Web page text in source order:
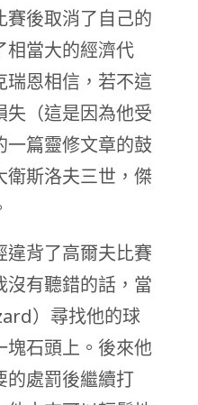
賽後取消了自己的
相當大的經濟代
瑞恩相信，若不這
失（這是因為他受
一篇靈修文章的鼓
衛斯洛夫三世，傑
違背了高爾夫比賽
沒有聽錯的話，當
）尋找他的球
塊石頭上。後來他
的處罰後繼續打